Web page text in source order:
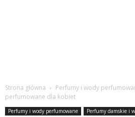
Strona główna Perfumy i wody
perfumowane dla kobiet
Perfumy i wody perfumowane Perfumy damskie i